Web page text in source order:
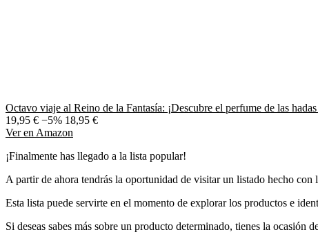
Octavo viaje al Reino de la Fantasía: ¡Descubre el perfume de las
19,95 € −5% 18,95 €
Ver en Amazon
¡Finalmente has llegado a la lista popular!
A partir de ahora tendrás la oportunidad de visitar un listado hecho
Esta lista puede servirte en el momento de explorar los productos e
Si deseas sabes más sobre un producto determinado, tienes la